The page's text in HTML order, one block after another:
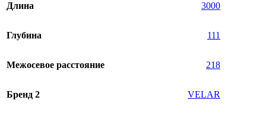
Длина 3000
Глубина 111
Межосевое расстояние 218
Бренд 2 VELAR